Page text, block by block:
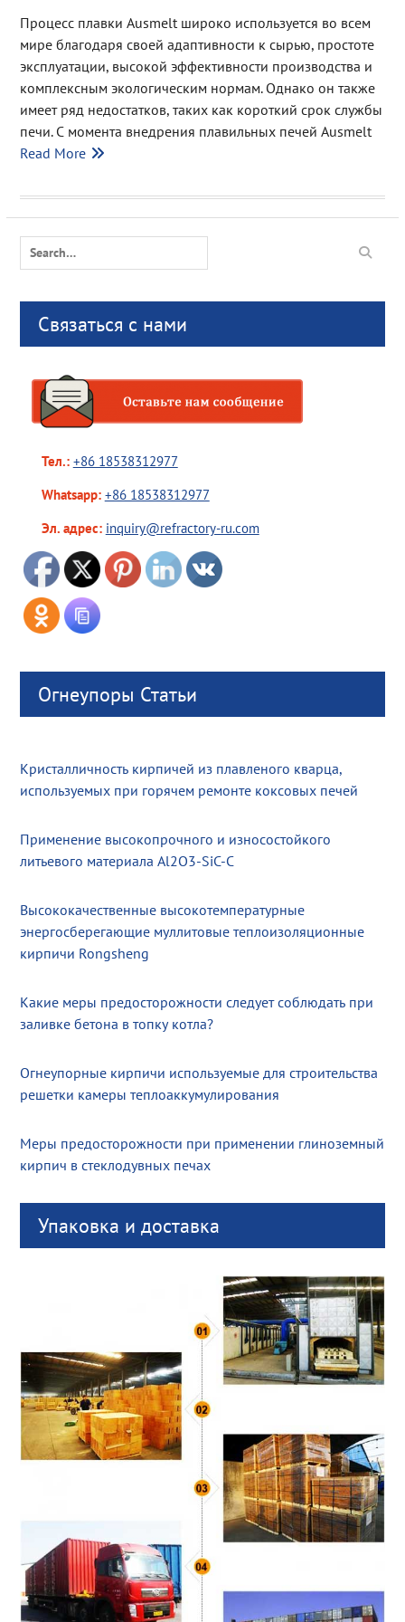
Процесс плавки Ausmelt широко используется во всем
мире благодаря своей адаптивности к сырью, простоте
эксплуатации, высокой эффективности производства и
комплексным экологическим нормам. Однако он также
имеет ряд недостатков, таких как короткий срок службы
печи. С момента внедрения плавильных печей Ausmelt
Read More
Search
for:
Связаться с нами
Тел.: +86 18538312977
Whatsapp: +86 18538312977
Эл. адрес: inquiry@refractory-ru.com
Огнеупоры Статьи
Кристалличность кирпичей из плавленого кварца,
используемых при горячем ремонте коксовых печей
Применение высокопрочного и износостойкого
литьевого материала Al2O3-SiC-C
Высококачественные высокотемпературные
энергосберегающие муллитовые теплоизоляционные
кирпичи Rongsheng
Какие меры предосторожности следует соблюдать при
заливке бетона в топку котла?
Огнеупорные кирпичи используемые для строительства
решетки камеры теплоаккумулирования
Меры предосторожности при применении глиноземный
кирпич в стеклодувных печах
Упаковка и доставка